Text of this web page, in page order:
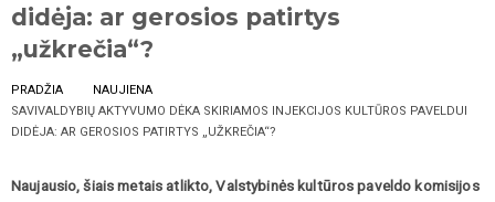
didėja: ar gerosios patirtys
„užkrečia“?
PRADŽIA
NAUJIENA
SAVIVALDYBIŲ AKTYVUMO DĖKA SKIRIAMOS INJEKCIJOS KULTŪROS PAVELDUI
DIDĖJA: AR GEROSIOS PATIRTYS „UŽKREČIA“?
Naujausio, šiais metais atlikto, Valstybinės kultūros paveldo komisijos